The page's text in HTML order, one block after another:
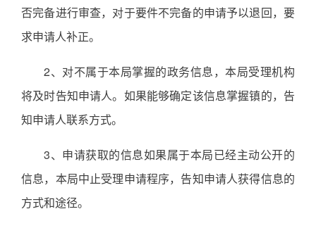
否完备进行审查，对于要件不完备的申请予以退回，要
求申请人补正。
2、对不属于本局掌握的政务信息，本局受理机构
将及时告知申请人。如果能够确定该信息掌握镇的，告
知申请人联系方式。
3、申请获取的信息如果属于本局已经主动公开的
信息，本局中止受理申请程序，告知申请人获得信息的
方式和途径。